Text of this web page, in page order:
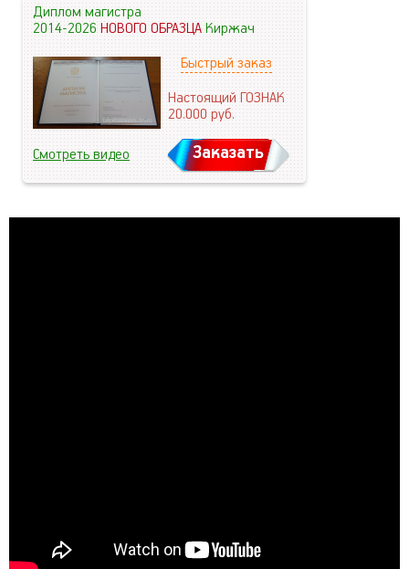
Диплом магистра
2014-2026НОВОГО ОБРАЗЦАКиржач
Быстрый заказ
Настоящий ГОЗНАК
20.000руб.
Смотреть видео Заказать